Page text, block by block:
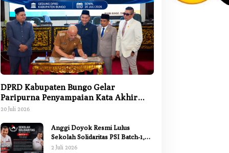
DPRD Kabupaten Bungo Gelar
Paripurna Penyampaian Kata Akhir
Fraksi terhadap Ranperda
20 Juli 2026
Anggi Doyok Resmi Lulus
Sekolah Solidaritas PSI Batch-1,
Siap Perkuat Kiprah Politik dari
2 Juli 2026